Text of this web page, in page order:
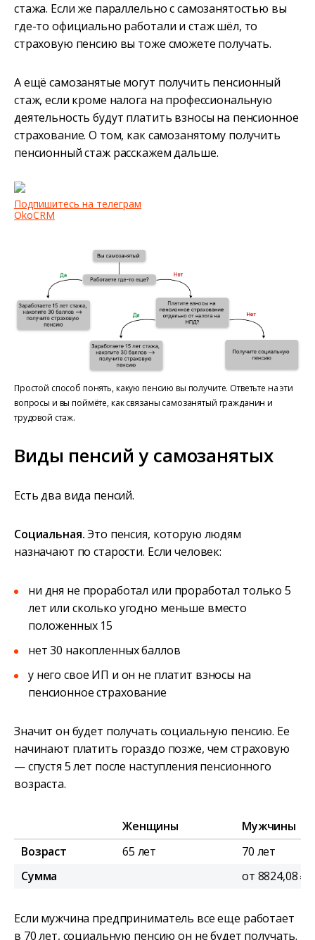
стажа. Если же параллельно с самозанятостью вы
где-то официально работали и стаж шёл, то
страховую пенсию вы тоже сможете получать.
А ещё самозанятые могут получить пенсионный
стаж, если кроме налога на профессиональную
деятельность будут платить взносы на пенсионное
страхование. О том, как самозанятому получить
пенсионный стаж расскажем дальше.
Подпишитесь на телеграм
OkoCRM
Простой способ понять, какую пенсию вы получите. Ответьте на эти
вопросы и вы поймёте, как связаны самозанятый гражданин и
трудовой стаж.
Виды пенсий у самозанятых
Есть два вида пенсий.
Социальная.Это пенсия, которую людям
назначают по старости. Если человек:
ни дня не проработал или проработал только 5
лет или сколько угодно меньше вместо
положенных 15
нет 30 накопленных баллов
у него свое ИП и он не платит взносы на
пенсионное страхование
Значит он будет получать социальную пенсию. Ее
начинают платить гораздо позже, чем страховую
— спустя 5 лет после наступления пенсионного
возраста.
Женщины
Мужчины
Возраст
65 лет
70 лет
Сумма
от 8824,08 ₽*
Если мужчина предприниматель все еще работает
в 70 лет, социальную пенсию он не будет получать.